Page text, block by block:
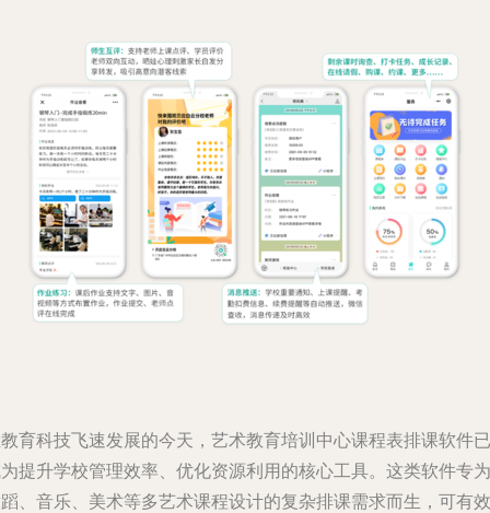
育科技飞速发展的今天，艺术教育培训中心课程表排课软件已
提升学校管理效率、优化资源利用的核心工具。这类软件专为
、音乐、美术等多艺术课程设计的复杂排课需求而生，可有效